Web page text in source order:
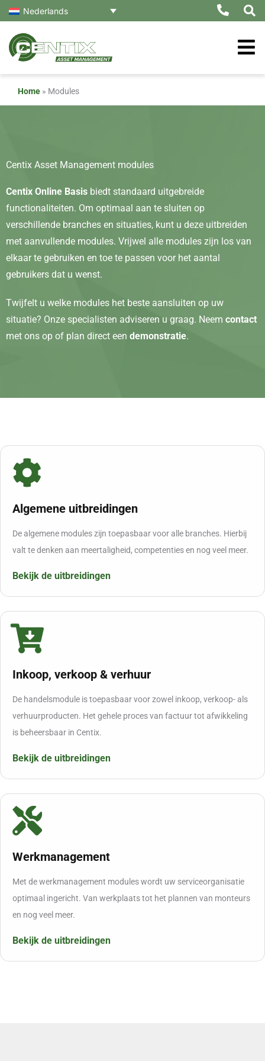
Ga
naar
de
inhoud
Nederlands
Home » Modules
Centix Asset Management modules
Centix Online Basis biedt standaard uitgebreide
functionaliteiten. Om optimaal aan te sluiten op
verschillende branches en situaties, kunt u deze uitbreiden
met aanvullende modules. Vrijwel alle modules zijn los van
elkaar te gebruiken en toe te passen voor het aantal
gebruikers dat u wenst.
Twijfelt u welke modules het beste aansluiten op uw
situatie? Onze specialisten adviseren u graag. Neem contact
met ons op of plan direct een demonstratie.
Algemene uitbreidingen
De algemene modules zijn toepasbaar voor alle branches. Hierbij
valt te denken aan meertaligheid, competenties en nog veel meer.
Bekijk de uitbreidingen
Inkoop, verkoop & verhuur
De handelsmodule is toepasbaar voor zowel inkoop, verkoop- als
verhuurproducten. Het gehele proces van factuur tot afwikkeling
is beheersbaar in Centix.
Bekijk de uitbreidingen
Werkmanagement
Met de werkmanagement modules wordt uw serviceorganisatie
optimaal ingericht. Van werkplaats tot het plannen van monteurs
en nog veel meer.
Bekijk de uitbreidingen